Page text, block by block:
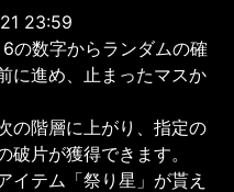
23:59
の数字からランダムの確
に進め、止まったマスか
の階層に上がり、指定の
片が獲得できます。
イテム「祭り星」が貰え